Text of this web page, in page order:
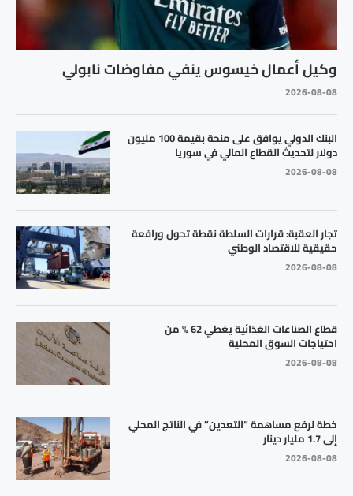
وكيل أعمال خيسوس ينفي مفاوضات نابولي
2026-08-08
البنك الدولي يوافق على منحة بقيمة 100 مليون
دولار لتحديث القطاع المالي في سوريا
2026-08-08
تجار العقبة: قرارات السلطة نقطة تحول ورافعة
حقيقية للاقتصاد الوطني
2026-08-08
قطاع الصناعات الغذائية يغطي 62 % من
احتياجات السوق المحلية
2026-08-08
خطة لرفع مساهمة “التعدين” في الناتج المحلي
إلى 1.7 مليار دينار
2026-08-08